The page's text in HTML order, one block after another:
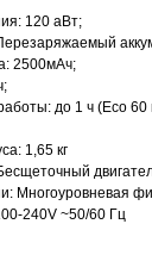
120 аВт;
2500мАч;
до 1 ч (Eco
1,65 кг
Многоуровневая
240V ~50/60 Гц